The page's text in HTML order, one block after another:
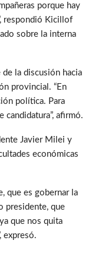
porque hay
respondió Kicillof
sobre la interna
la discusión hacia
provincial. “En
política. Para
candidatura”, afirmó.
Javier Milei y
económicas
que es gobernar la
presidente, que
que nos quita
expresó.